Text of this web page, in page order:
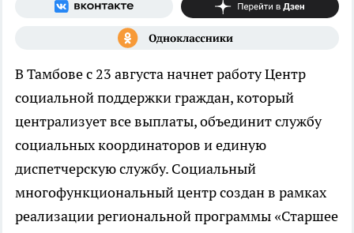
В Тамбове с 23 августа начнет работу Центр
социальной поддержки граждан, который
централизует все выплаты, объединит службу
социальных координаторов и единую
диспетчерскую службу. Социальный
многофункциональный центр создан в рамках
реализации региональной программы «Старшее